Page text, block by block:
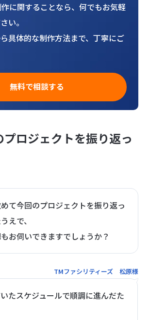
に関することなら、何でもお気軽
い。
具体的な制作方法まで、丁寧にご
無料で相談する
ロジェクトを振り返っ
て今回のプロジェクトを振り返っ
えで、
もお伺いできますでしょうか？
TMファシリティーズ 松原様
たスケジュールで順調に進んだた